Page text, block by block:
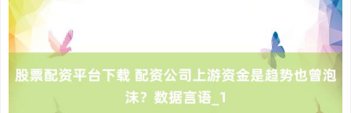
4694.44 +43.13